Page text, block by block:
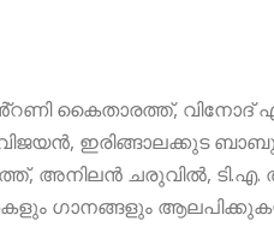
കൈതാരത്ത്, വിനോദ്
ഇരിങ്ങാലക്കുട
അനിലൻ ചരുവിൽ, ടി.എ.
ഗാനങ്ങളും